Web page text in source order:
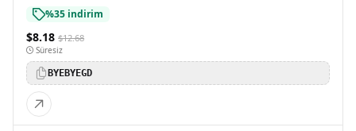
%35 indirim
$8.18 $12.68
Süresiz
BYEBYEGD